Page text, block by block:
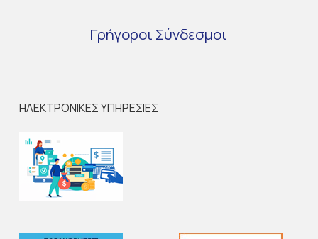
Γρήγοροι Σύνδεσμοι
ΗΛΕΚΤΡΟΝΙΚΕΣ ΥΠΗΡΕΣΙΕΣ